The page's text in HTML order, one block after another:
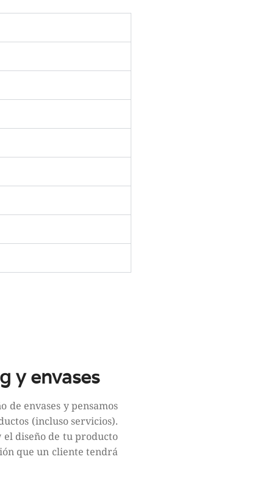
y envases
de envases y pensamos
(incluso servicios).
diseño de tu producto
que un cliente tendrá